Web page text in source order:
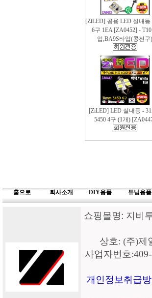
[ZiLED] 공용 LED 실내등
6구 1EA [ZA0452] -
입,BA9S타입(콩전구)
[ZiLED] LED 실내등 -
5450 4구 (1개)
홈으로 회사소개 DIY용품 튜닝용품
쇼핑몰명: 지비
상호: (주)제
사업자번호
개인정보취급